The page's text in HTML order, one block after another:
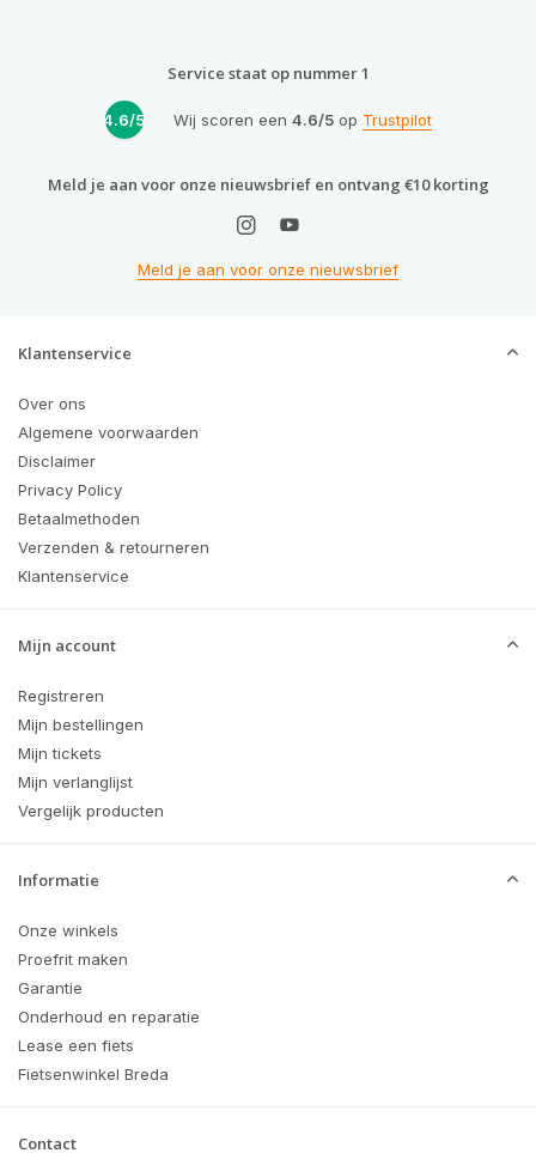
Service staat op nummer 1
4.6/5 Wij scoren een 4.6/5op Trustpilot
Meld je aan voor onze nieuwsbrief en ontvang €10 korting
Meld je aan voor onze nieuwsbrief
Klantenservice
Over ons
Algemene voorwaarden
Disclaimer
Privacy Policy
Betaalmethoden
Verzenden & retourneren
Klantenservice
Mijn account
Registreren
Mijn bestellingen
Mijn tickets
Mijn verlanglijst
Vergelijk producten
Informatie
Onze winkels
Proefrit maken
Garantie
Onderhoud en reparatie
Lease een fiets
Fietsenwinkel Breda
Contact